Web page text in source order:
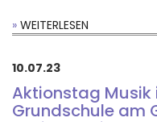
WEITERLESEN
10.07.23
Aktionstag Musik
Grundschule am